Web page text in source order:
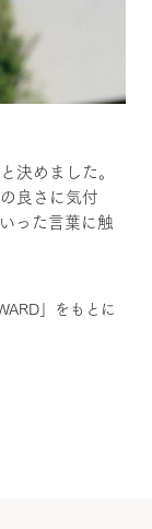
決めました。
良さに気付
った言葉に触
」をもとに